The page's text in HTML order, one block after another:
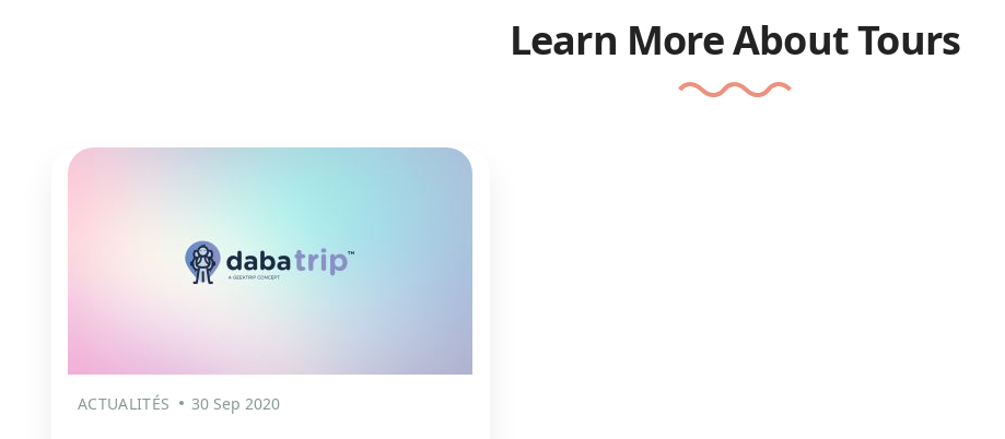
Learn More About Tours
ACTUALITÉS 30 Sep 2020